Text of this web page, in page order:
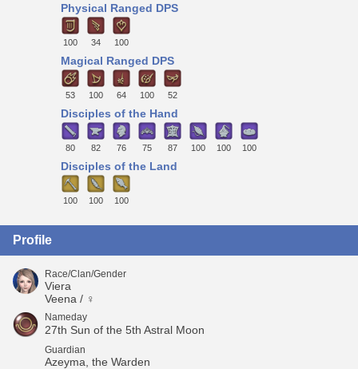
Physical Ranged DPS
100 34 100
Magical Ranged DPS
53 100 64 100 52
Disciples of the Hand
80 82 76 75 87 100 100 100
Disciples of the Land
100 100 100
Profile
Race/Clan/Gender
Viera
Veena / ♀
Nameday
27th Sun of the 5th Astral Moon
Guardian
Azeyma, the Warden